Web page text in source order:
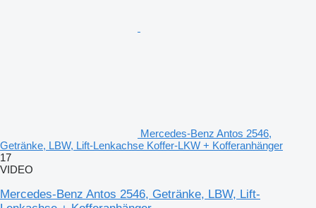
Mercedes-Benz Antos 2546,
Getränke, LBW, Lift-Lenkachse Koffer-LKW + Kofferanhänger
17
VIDEO
Mercedes-Benz Antos 2546, Getränke, LBW, Lift-